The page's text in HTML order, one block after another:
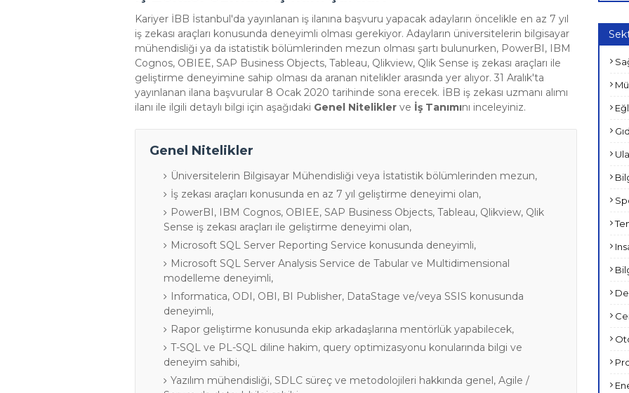
Kariyer İBB İstanbul'da yayınlanan iş ilanına başvuru yapacak adayların öncelikle en az 7 yıl
iş zekası araçları konusunda deneyimli olması gerekiyor. Adayların üniversitelerin bilgisayar
mühendisliği ya da istatistik bölümlerinden mezun olması şartı bulunurken, PowerBI, IBM
Cognos, OBIEE, SAP Business Objects, Tableau, Qlikview, Qlik Sense iş zekası araçları ile
geliştirme deneyimine sahip olması da aranan nitelikler arasında yer alıyor. 31 Aralık'ta
yayınlanan ilana başvurular 8 Ocak 2020 tarihinde sona erecek. İBB iş zekası uzmanı alımı
ilanı ile ilgili detaylı bilgi için aşağıdaki Genel Nitelikler ve İş Tanımını inceleyiniz.
Genel Nitelikler
Üniversitelerin Bilgisayar Mühendisliği veya İstatistik bölümlerinden mezun,
İş zekası araçları konusunda en az 7 yıl geliştirme deneyimi olan,
PowerBI, IBM Cognos, OBIEE, SAP Business Objects, Tableau, Qlikview, Qlik
Sense iş zekası araçları ile geliştirme deneyimi olan,
Microsoft SQL Server Reporting Service konusunda deneyimli,
Microsoft SQL Server Analysis Service de Tabular ve Multidimensional
modelleme deneyimli,
Informatica, ODI, OBI, BI Publisher, DataStage ve/veya SSIS konusunda
deneyimli,
Rapor geliştirme konusunda ekip arkadaşlarına mentörlük yapabilecek,
T-SQL ve PL-SQL diline hakim, query optimizasyonu konularında bilgi ve
deneyim sahibi,
Yazılım mühendisliği, SDLC süreç ve metodolojileri hakkında genel, Agile /